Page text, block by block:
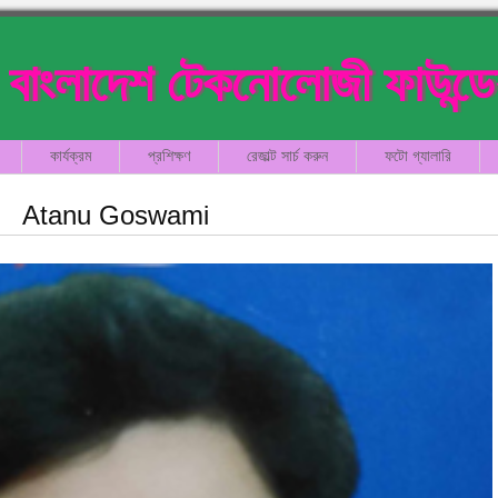
বাংলাদেশ টেকনোলোজী
কার্যক্রম প্রশিক্ষণ রেজাল্ট সার্চ করুন ফটো গ্যালারি
Atanu Goswami